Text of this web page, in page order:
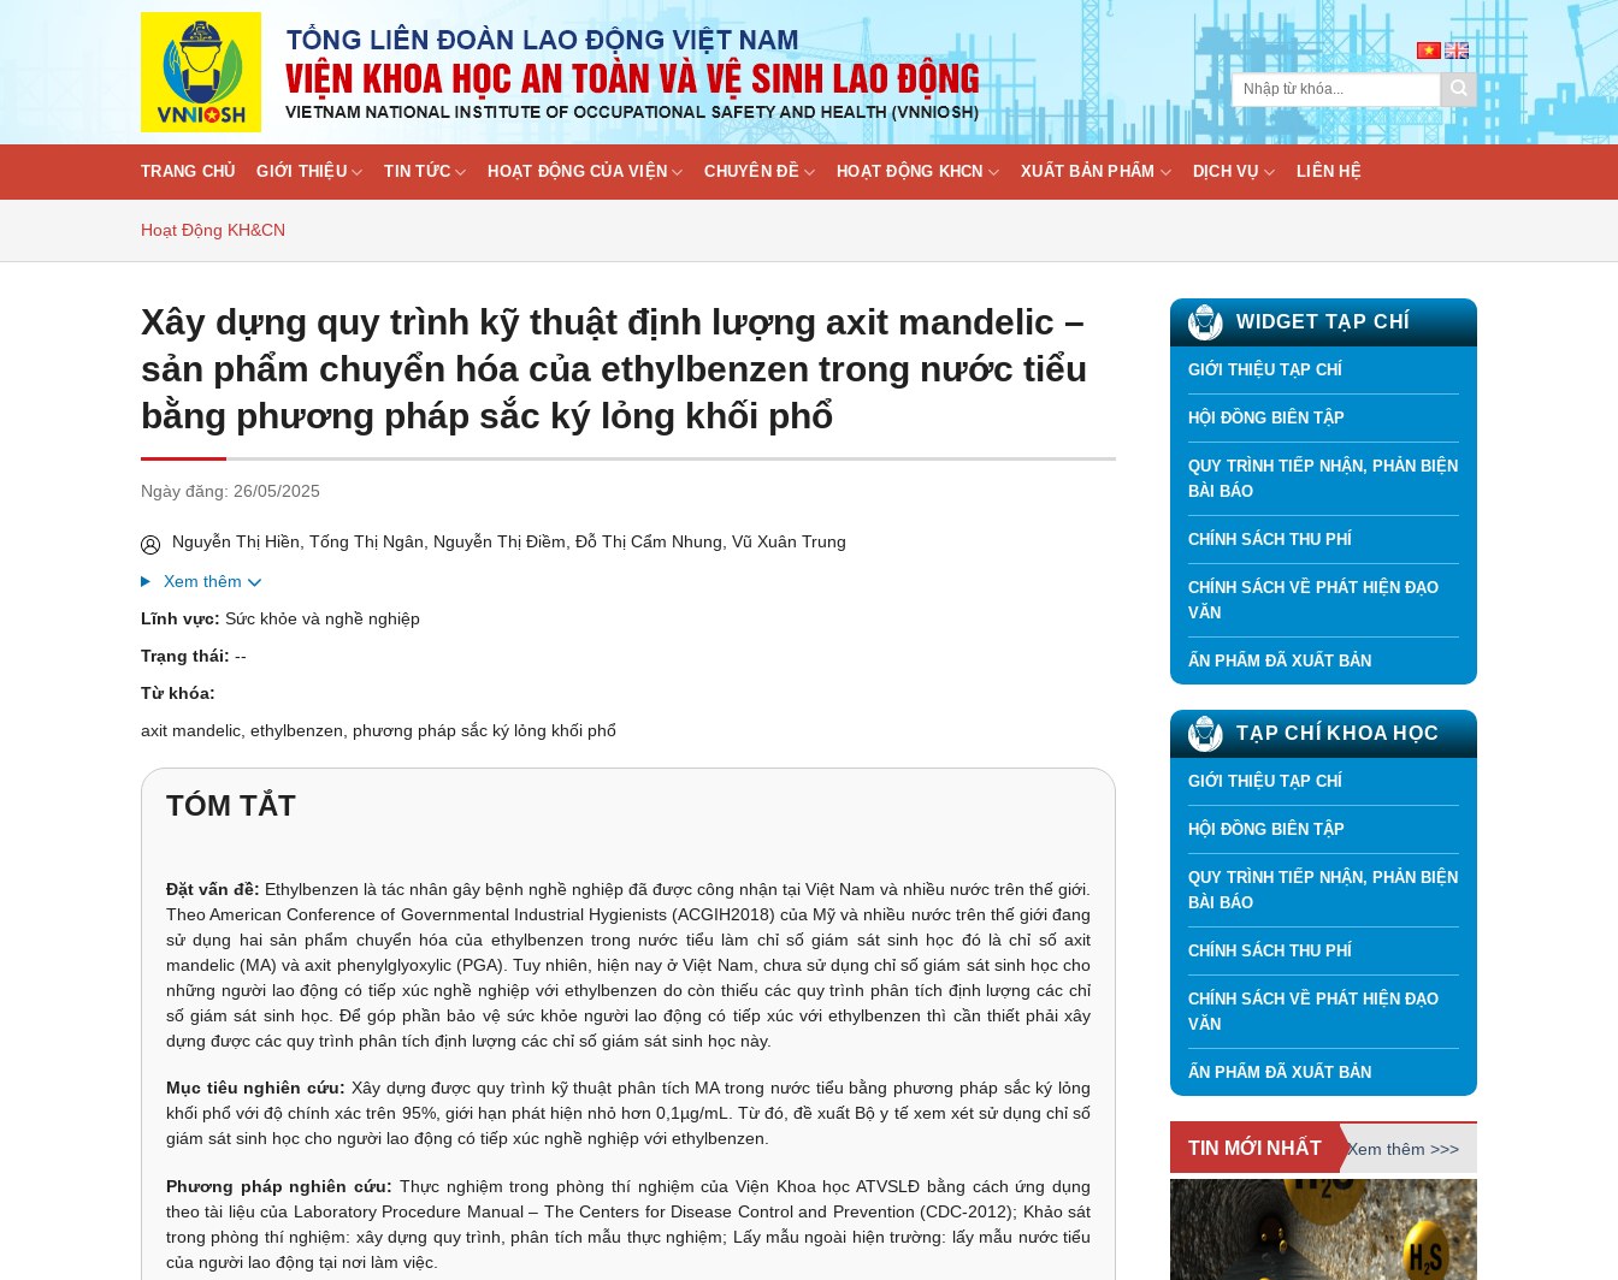
TRANG CHỦ GIỚI THIỆU TIN TỨC HOẠT ĐỘNG CỦA VIỆN CHUYÊN ĐỀ HOẠT ĐỘNG KHCN XUẤT BẢN PHẨM DỊCH VỤ LIÊN HỆ
Hoạt Động KH&CN
Xây dựng quy trình kỹ thuật định lượng axit mandelic –
sản phẩm chuyển hóa của ethylbenzen trong nước tiểu
bằng phương pháp sắc ký lỏng khối phổ
Ngày đăng: 26/05/2025
Nguyễn Thị Hiền, Tống Thị Ngân, Nguyễn Thị Điềm, Đỗ Thị Cẩm Nhung, Vũ Xuân Trung
Xem thêm
Lĩnh vực: Sức khỏe và nghề nghiệp
Trạng thái: --
Từ khóa:
axit mandelic, ethylbenzen, phương pháp sắc ký lỏng khối phổ
TÓM TẮT
Đặt vấn đề: Ethylbenzen là tác nhân gây bệnh nghề nghiệp đã được công nhận tại Việt Nam và nhiều nước trên thế giới.
Theo American Conference of Governmental Industrial Hygienists (ACGIH2018) của Mỹ và nhiều nước trên thế giới đang
sử dụng hai sản phẩm chuyển hóa của ethylbenzen trong nước tiểu làm chỉ số giám sát sinh học đó là chỉ số axit
mandelic (MA) và axit phenylglyoxylic (PGA). Tuy nhiên, hiện nay ở Việt Nam, chưa sử dụng chỉ số giám sát sinh học cho
những người lao động có tiếp xúc nghề nghiệp với ethylbenzen do còn thiếu các quy trình phân tích định lượng các chỉ
số giám sát sinh học. Để góp phần bảo vệ sức khỏe người lao động có tiếp xúc với ethylbenzen thì cần thiết phải xây
dựng được các quy trình phân tích định lượng các chỉ số giám sát sinh học này.
Mục tiêu nghiên cứu: Xây dựng được quy trình kỹ thuật phân tích MA trong nước tiểu bằng phương pháp sắc ký lỏng
khối phổ với độ chính xác trên 95%, giới hạn phát hiện nhỏ hơn 0,1µg/mL. Từ đó, đề xuất Bộ y tế xem xét sử dụng chỉ số
giám sát sinh học cho người lao động có tiếp xúc nghề nghiệp với ethylbenzen.
Phương pháp nghiên cứu: Thực nghiệm trong phòng thí nghiệm của Viện Khoa học ATVSLĐ bằng cách ứng dụng
theo tài liệu của Laboratory Procedure Manual – The Centers for Disease Control and Prevention (CDC-2012); Khảo sát
trong phòng thí nghiệm: xây dựng quy trình, phân tích mẫu thực nghiệm; Lấy mẫu ngoài hiện trường: lấy mẫu nước tiểu
của người lao động tại nơi làm việc.
WIDGET TẠP CHÍ
GIỚI THIỆU TẠP CHÍ
HỘI ĐỒNG BIÊN TẬP
QUY TRÌNH TIẾP NHẬN, PHẢN BIỆN
BÀI BÁO
CHÍNH SÁCH THU PHÍ
CHÍNH SÁCH VỀ PHÁT HIỆN ĐẠO
VĂN
ẤN PHẨM ĐÃ XUẤT BẢN
TẠP CHÍ KHOA HỌC
GIỚI THIỆU TẠP CHÍ
HỘI ĐỒNG BIÊN TẬP
QUY TRÌNH TIẾP NHẬN, PHẢN BIỆN
BÀI BÁO
CHÍNH SÁCH THU PHÍ
CHÍNH SÁCH VỀ PHÁT HIỆN ĐẠO
VĂN
ẤN PHẨM ĐÃ XUẤT BẢN
TIN MỚI NHẤT Xem thêm >>>